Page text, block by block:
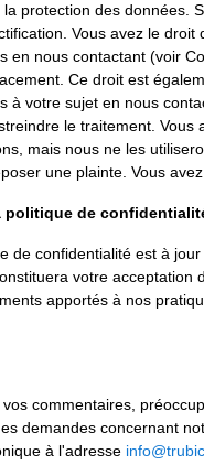
la protection des données.
Vous avez le
en nous contactant (voir
Ce droit est
à votre sujet en nous
le traitement.
mais nous ne les
une plainte. Vous
politique de
de confidentialité est à
votre acceptation
apportés à nos
commentaires,
demandes concernant
à l'adresse